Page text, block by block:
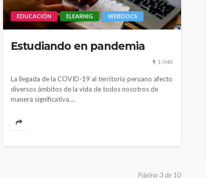
EDUCACIÓN ELEARNIG WEBDOCS
Estudiando en pandemia
1.04K
La llegada de la COVID-19 al territorio peruano afecto
diversos ámbitos de la vida de todos nosotros de
manera significativa....
Página 3 de 10